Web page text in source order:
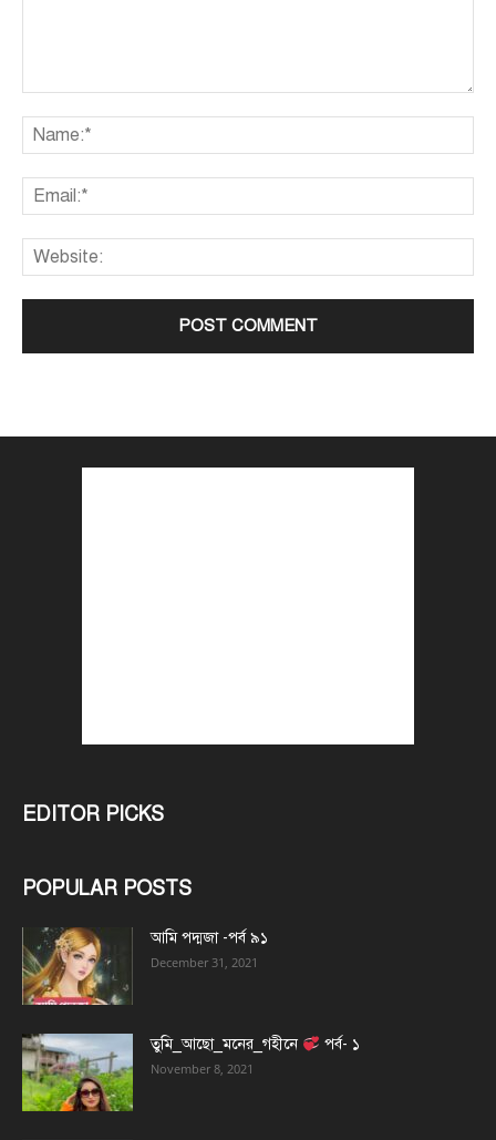
EDITOR PICKS
POPULAR POSTS
আমি পদ্মজা -পর্ব ৯১
December 31, 2021
তুমি_আছো_মনের_গহীনে পর্ব- ১
November 8, 2021